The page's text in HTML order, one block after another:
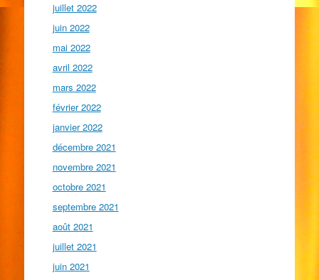
juillet 2022
juin 2022
mai 2022
avril 2022
mars 2022
février 2022
janvier 2022
décembre 2021
novembre 2021
octobre 2021
septembre 2021
août 2021
juillet 2021
juin 2021